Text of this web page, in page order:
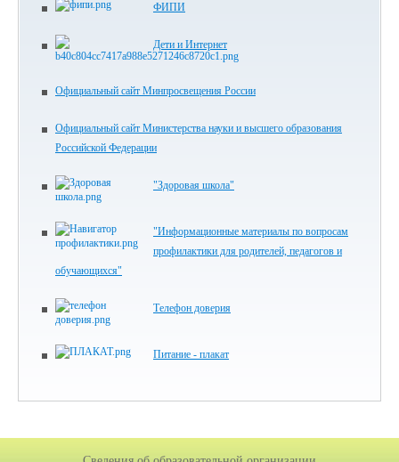
ФИПИ
Дети и Интернет
Официальный сайт Минпросвещения России
Официальный сайт Министерства науки и высшего образования
Российской Федерации
"Здоровая школа"
"Информационные материалы по вопросам
профилактики для родителей, педагогов и
обучающихся"
Телефон доверия
Питание - плакат